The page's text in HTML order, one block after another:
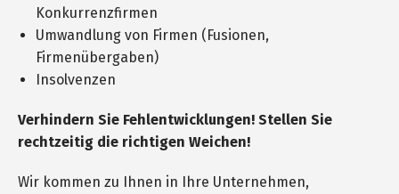
Konkurrenzfirmen
Umwandlung von Firmen (Fusionen,
Firmenübergaben)
Insolvenzen
Verhindern Sie Fehlentwicklungen! Stellen Sie
rechtzeitig die richtigen Weichen!
Wir kommen zu Ihnen in Ihre Unternehmen,